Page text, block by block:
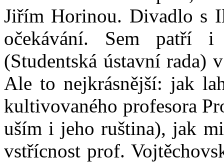
Jiřím Horinou. Divadlo s
očekávání. Sem patří
(Studentská ústavní rada)
Ale to nejkrásnější: jak
kultivovaného profesora
uším i jeho ruština), jak
vstřícnost prof.